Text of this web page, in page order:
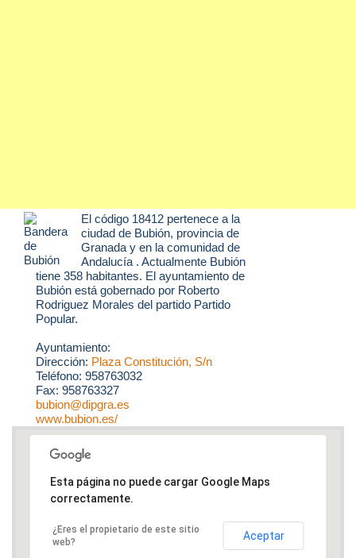
El código 18412 pertenece a la
ciudad de Bubión, provincia de
Granada y en la comunidad de
Andalucía . Actualmente Bubión
tiene 358 habitantes. El ayuntamiento de
Bubión está gobernado por Roberto
Rodriguez Morales del partido Partido
Popular.
Ayuntamiento:
Dirección: Plaza Constitución, S/n
Teléfono: 958763032
Fax: 958763327
bubion@dipgra.es
www.bubion.es/
Esta página no puede cargar Google Maps
correctamente.
¿Eres el propietario de este sitio
web?
Aceptar